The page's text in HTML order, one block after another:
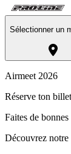
Sélectionner un
Airmeet 2026
Réserve ton
Faites de
Découvrez